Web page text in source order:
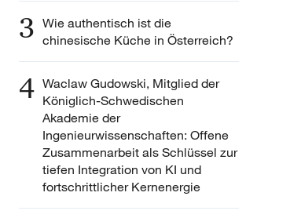
3 Wie authentisch ist die
chinesische Küche in Österreich?
4 Waclaw Gudowski, Mitglied der
Königlich-Schwedischen
Akademie der
Ingenieurwissenschaften: Offene
Zusammenarbeit als Schlüssel zur
tiefen Integration von KI und
fortschrittlicher Kernenergie